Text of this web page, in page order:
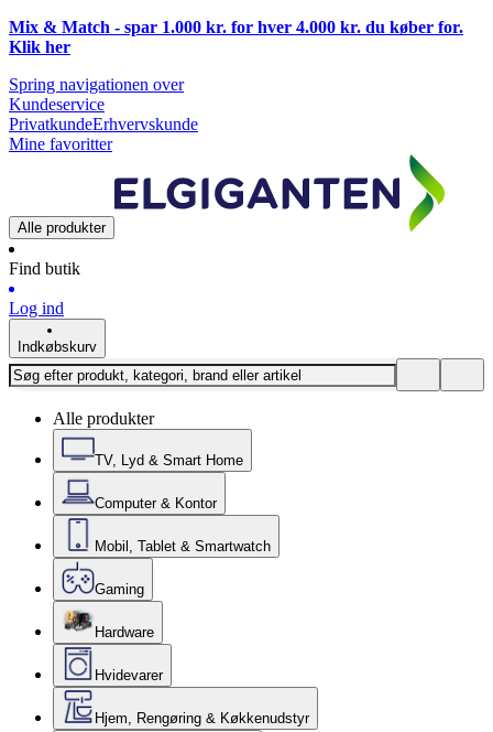
Mix & Match - spar 1.000 kr. for hver 4.000 kr. du køber for.
Klik her
Spring navigationen over
Kundeservice
PrivatkundeErhvervskunde
Mine favoritter
Alle produkter
Find butik
Log ind
Indkøbskurv
Alle produkter
TV, Lyd & Smart Home
Computer & Kontor
Mobil, Tablet & Smartwatch
Gaming
Hardware
Hvidevarer
Hjem, Rengøring & Køkkenudstyr